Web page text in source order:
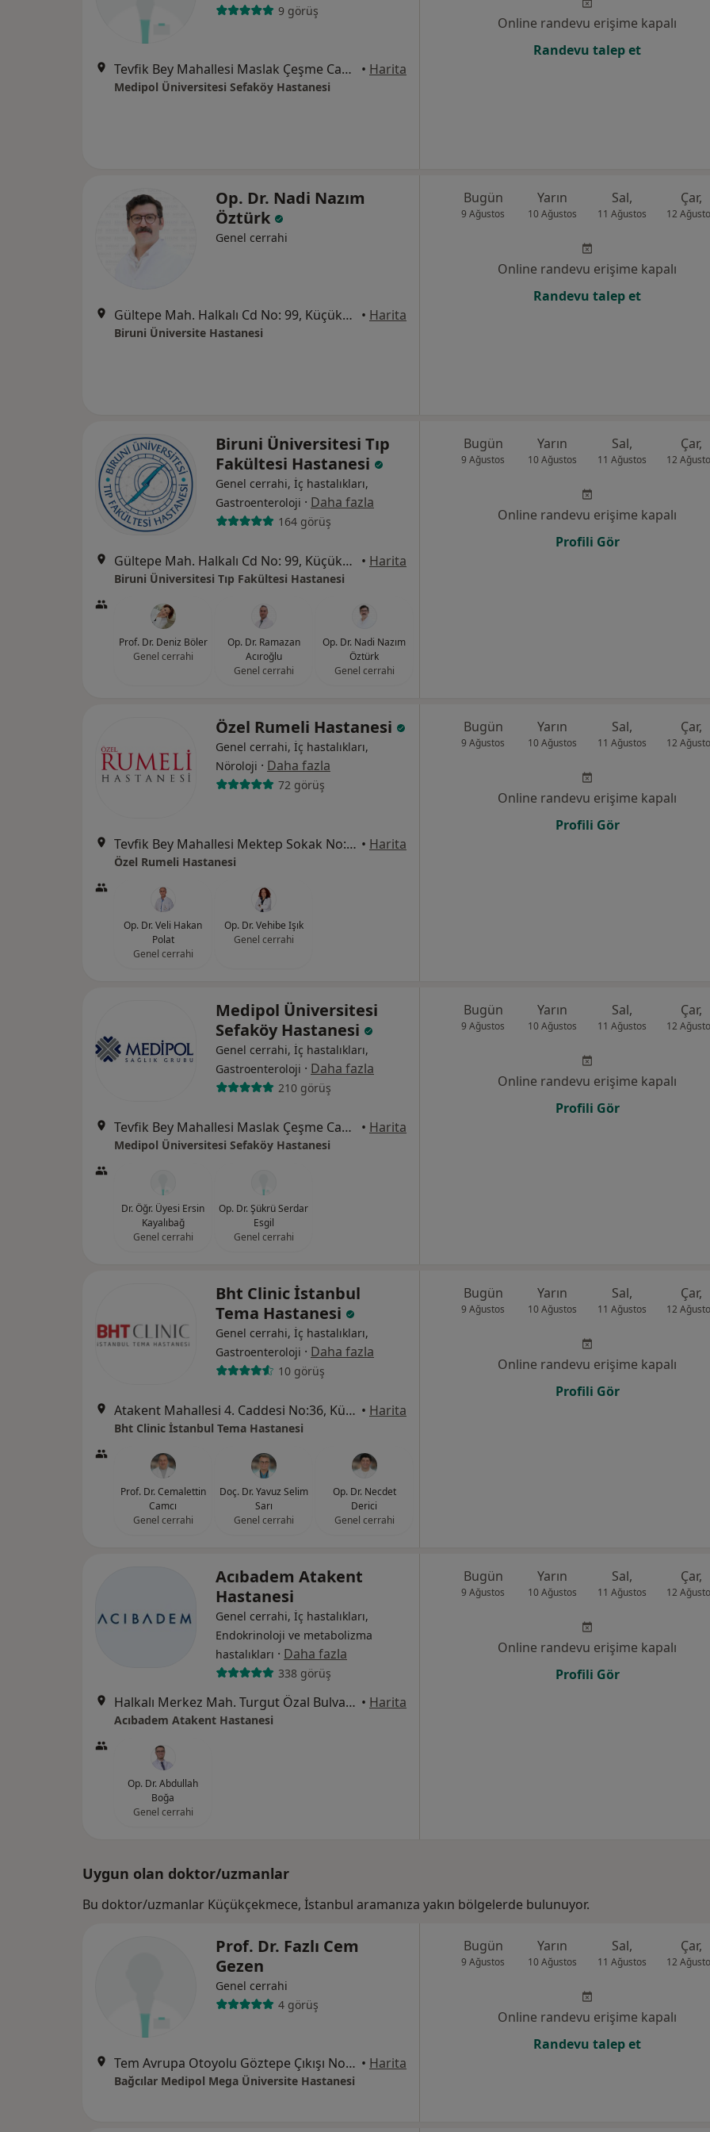
9 görüş
Tevfik Bey Mahallesi Maslak Çeşme Caddesi No:30, Küçükçekmece • Harita
Medipol Üniversitesi Sefaköy Hastanesi
Online randevu erişime kapalı
Randevu talep et
Op. Dr. Nadi Nazım
Öztürk
Genel cerrahi
Gültepe Mah. Halkalı Cd No: 99, Küçükçekmece • Harita
Biruni Üniversite Hastanesi
Bugün
9 Ağustos
Yarın
10 Ağustos
Sal,
11 Ağustos
Çar,
12
Online randevu erişime kapalı
Randevu talep et
Biruni Üniversitesi Tıp
Fakültesi Hastanesi
Genel cerrahi, İç hastalıkları,
Gastroenteroloji · Daha fazla
164 görüş
Gültepe Mah. Halkalı Cd No: 99, Küçükçekmece • Harita
Biruni Üniversitesi Tıp Fakültesi Hastanesi
Prof. Dr. Deniz Böler
Genel cerrahi
Op. Dr. Ramazan
Acıroğlu
Genel cerrahi
Op. Dr. Nadi Nazım
Öztürk
Genel cerrahi
Bugün
9 Ağustos
Yarın
10 Ağustos
Sal,
11 Ağustos
Çar,
12
Online randevu erişime kapalı
Profili Gör
Özel Rumeli Hastanesi
Genel cerrahi, İç hastalıkları,
Nöroloji · Daha fazla
72 görüş
Tevfik Bey Mahallesi Mektep Sokak No:11 Sefaköy, Küçükçekmece • Harita
Özel Rumeli Hastanesi
Op. Dr. Veli Hakan
Polat
Genel cerrahi
Op. Dr. Vehibe Işık
Genel cerrahi
Bugün
9 Ağustos
Yarın
10 Ağustos
Sal,
11 Ağustos
Çar,
12
Online randevu erişime kapalı
Profili Gör
Medipol Üniversitesi
Sefaköy Hastanesi
Genel cerrahi, İç hastalıkları,
Gastroenteroloji · Daha fazla
210 görüş
Tevfik Bey Mahallesi Maslak Çeşme Caddesi No:30, Küçükçekmece • Harita
Medipol Üniversitesi Sefaköy Hastanesi
Dr. Öğr. Üyesi Ersin
Kayalıbağ
Genel cerrahi
Op. Dr. Şükrü Serdar
Esgil
Genel cerrahi
Bugün
9 Ağustos
Yarın
10 Ağustos
Sal,
11 Ağustos
Çar,
12
Online randevu erişime kapalı
Profili Gör
Bht Clinic İstanbul
Tema Hastanesi
Genel cerrahi, İç hastalıkları,
Gastroenteroloji · Daha fazla
10 görüş
Atakent Mahallesi 4. Caddesi No:36, Küçükçekmece • Harita
Bht Clinic İstanbul Tema Hastanesi
Prof. Dr. Cemalettin
Camcı
Genel cerrahi
Doç. Dr. Yavuz Selim
Sarı
Genel cerrahi
Op. Dr. Necdet
Derici
Genel cerrahi
Bugün
9 Ağustos
Yarın
10 Ağustos
Sal,
11 Ağustos
Çar,
12
Online randevu erişime kapalı
Profili Gör
Acıbadem Atakent
Hastanesi
Genel cerrahi, İç hastalıkları,
Endokrinoloji ve metabolizma
hastalıkları · Daha fazla
338 görüş
Halkalı Merkez Mah. Turgut Özal Bulvarı No: 16, Küçükçekmece • Harita
Acıbadem Atakent Hastanesi
Op. Dr. Abdullah
Boğa
Genel cerrahi
Bugün
9 Ağustos
Yarın
10 Ağustos
Sal,
11 Ağustos
Çar,
12
Online randevu erişime kapalı
Profili Gör
Uygun olan doktor/uzmanlar
Bu doktor/uzmanlar Küçükçekmece, İstanbul aramanıza yakın bölgelerde bulunuyor.
Prof. Dr. Fazlı Cem
Gezen
Genel cerrahi
4 görüş
Tem Avrupa Otoyolu Göztepe Çıkışı No: 1Bağcılar, İstanbul • Harita
Bağcılar Medipol Mega Üniversite Hastanesi
Bugün
9 Ağustos
Yarın
10 Ağustos
Sal,
11 Ağustos
Çar,
12
Online randevu erişime kapalı
Randevu talep et